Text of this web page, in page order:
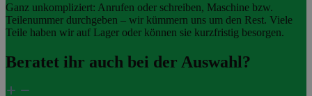
Ganz unkompliziert: Anrufen oder schreiben, Maschine bzw.
Teilenummer durchgeben – wir kümmern uns um den Rest. Viele
Teile haben wir auf Lager oder können sie kurzfristig besorgen.
Beratet ihr auch bei der Auswahl?